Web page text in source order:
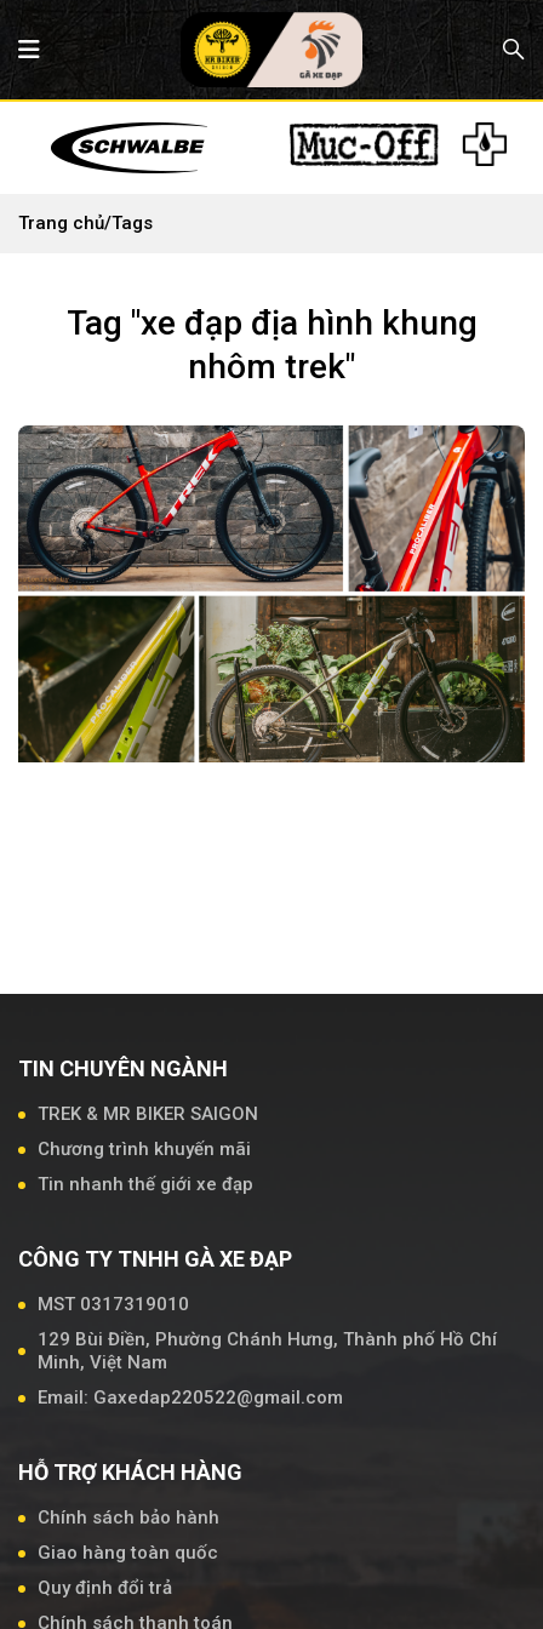
Trang chủ/Tags
Tag "xe đạp địa hình khung
nhôm trek"
TIN CHUYÊN NGÀNH
TREK & MR BIKER SAIGON
Chương trình khuyến mãi
Tin nhanh thế giới xe đạp
CÔNG TY TNHH GÀ XE ĐẠP
MST 0317319010
129 Bùi Điền, Phường Chánh Hưng, Thành phố Hồ Chí
Minh, Việt Nam
Email: Gaxedap220522@gmail.com
HỖ TRỢ KHÁCH HÀNG
Chính sách bảo hành
Giao hàng toàn quốc
Quy định đổi trả
Chính sách thanh toán